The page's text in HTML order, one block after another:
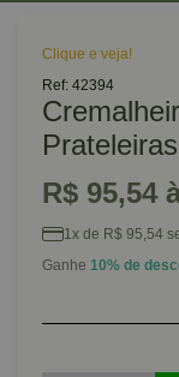
Clique e veja!
Ref: 42394
R$ 95,54
1x de R$ 95,54
Ganhe 10% de